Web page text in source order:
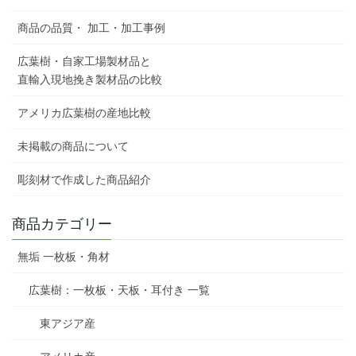
商品の品質・ 加工・加工事例
広葉樹・自家工場製材品と
直輸入現地挽き製材品の比較
アメリカ広葉樹の産地比較
未掲載の商品について
彫刻材で作成した商品紹介
商品カテゴリー
無垢 一枚板・角材
広葉樹：一枚板・天板・耳付き 一覧
東アジア産